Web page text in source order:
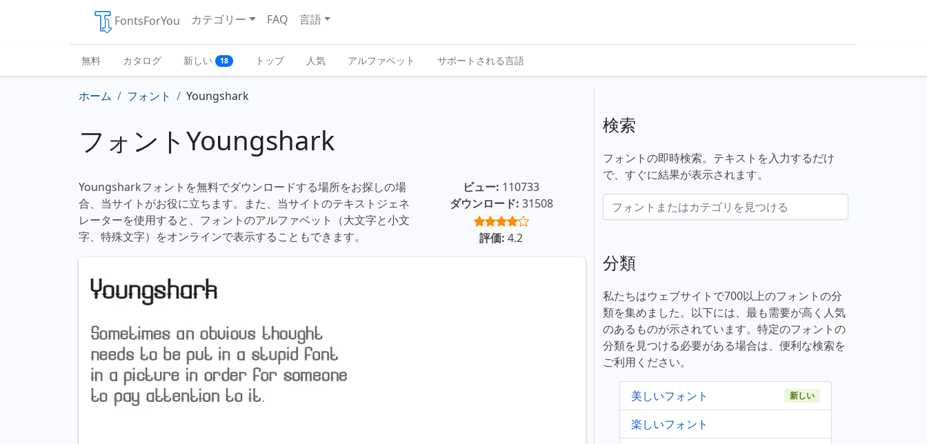
FontsForYou カテゴリー FAQ 言語
無料 カタログ 新しい 18 トップ 人気 アルファベット サポートされる言語
ホーム フォント Youngshark
フォントYoungshark
Youngsharkフォントを無料でダウンロードする場所をお探しの場
合、当サイトがお役に立ちます。また、当サイトのテキストジェネ
レーターを使用すると、フォントのアルファベット（大文字と小文
字、特殊文字）をオンラインで表示することもできます。
ビュー: 110733
ダウンロード: 31508
評価: 4.2
検索
フォントの即時検索。テキストを入力するだけ
で、すぐに結果が表示されます。
分類
私たちはウェブサイトで700以上のフォントの分
類を集めました。以下には、最も需要が高く人気
のあるものが示されています。特定のフォントの
分類を見つける必要がある場合は、便利な検索を
ご利用ください。
美しいフォント 新しい
楽しいフォント